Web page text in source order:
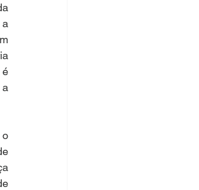
é
a
o